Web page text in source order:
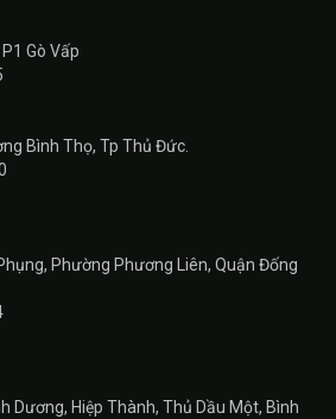
Gò Vấp
Bình Thọ, Tp Thủ Đức.
Phường Phương Liên, Quận Đống
Dương, Hiệp Thành, Thủ Dầu Một, Bình